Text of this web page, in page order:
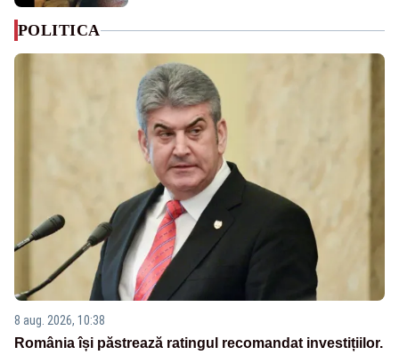
POLITICA
8 aug. 2026, 10:38
România își păstrează ratingul recomandat investițiilor.